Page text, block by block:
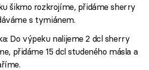
šikmo rozkrojíme, přidáme sherry
s tymiánem.
Do výpeku nalijeme 2 dcl sherry
přidáme 15 dcl studeného másla a